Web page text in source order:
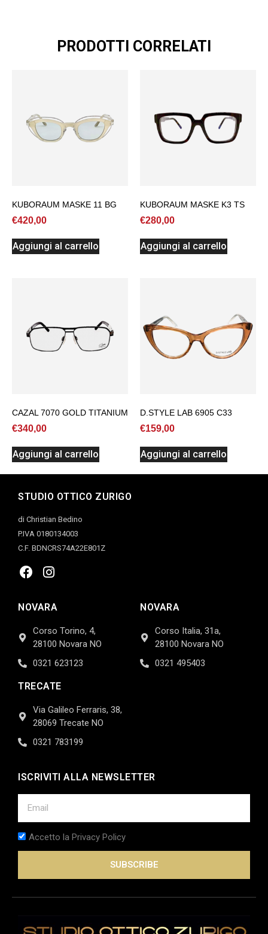
PRODOTTI CORRELATI
KUBORAUM MASKE 11 BG
€420,00
Aggiungi al carrello
KUBORAUM MASKE K3 TS
€280,00
Aggiungi al carrello
CAZAL 7070 GOLD TITANIUM
€340,00
Aggiungi al carrello
D.STYLE LAB 6905 C33
€159,00
Aggiungi al carrello
STUDIO OTTICO ZURIGO
di Christian Bedino
P.IVA 0180134003
C.F. BDNCRS74A22E801Z
NOVARA
Corso Torino, 4,
28100 Novara NO
0321 623123
NOVARA
Corso Italia, 31a,
28100 Novara NO
0321 495403
TRECATE
Via Galileo Ferraris, 38,
28069 Trecate NO
0321 783199
ISCRIVITI ALLA NEWSLETTER
Accetto la Privacy Policy
SUBSCRIBE